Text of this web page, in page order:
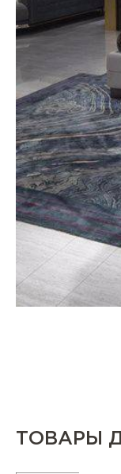
ТОВАРЫ